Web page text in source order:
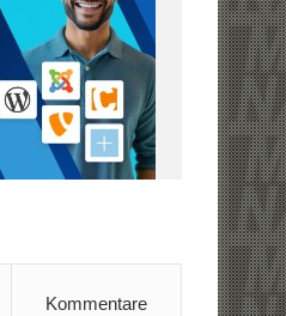
Kommentare